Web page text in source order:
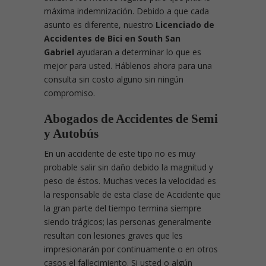
máxima indemnización. Debido a que cada
asunto es diferente, nuestro Licenciado de
Accidentes de Bici en South San
Gabriel ayudaran a determinar lo que es
mejor para usted. Háblenos ahora para una
consulta sin costo alguno sin ningún
compromiso.
Abogados de Accidentes de Semi
y Autobús
En un accidente de este tipo no es muy
probable salir sin daño debido la magnitud y
peso de éstos. Muchas veces la velocidad es
la responsable de esta clase de Accidente que
la gran parte del tiempo termina siempre
siendo trágicos; las personas generalmente
resultan con lesiones graves que les
impresionarán por continuamente o en otros
casos el fallecimiento. Si usted o algún